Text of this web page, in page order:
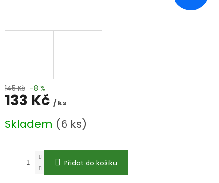
145 Kč –8 %
133 Kč / ks
cena:
Skladem (6 ks)
Přidat do košíku